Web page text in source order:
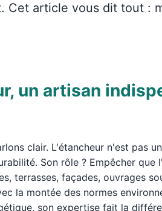
Cet article vous dit tout :
un artisan
clair. L'étancheur n'est pas
Son rôle ? Empêcher que
terrasses, façades, ouvrages
la montée des normes
son expertise fait la